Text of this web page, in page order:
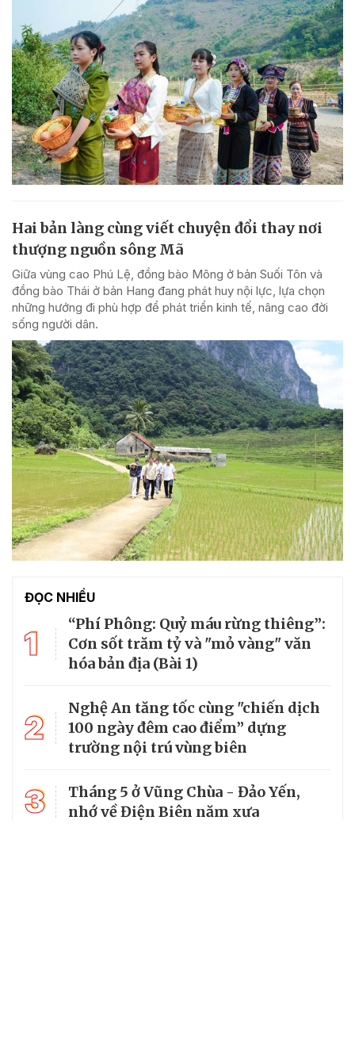
Hai bản làng cùng viết chuyện đổi thay nơi
thượng nguồn sông Mã
Giữa vùng cao Phú Lệ, đồng bào Mông ở bản Suối Tôn và
đồng bào Thái ở bản Hang đang phát huy nội lực, lựa chọn
những hướng đi phù hợp để phát triển kinh tế, nâng cao đời
sống người dân.
ĐỌC NHIỀU
1
“Phí Phông: Quỷ máu rừng thiêng”:
Cơn sốt trăm tỷ và "mỏ vàng" văn
hóa bản địa (Bài 1)
2
Nghệ An tăng tốc cùng "chiến dịch
100 ngày đêm cao điểm” dựng
trường nội trú vùng biên
3
Tháng 5 ở Vũng Chùa - Đảo Yến,
nhớ về Điện Biên năm xưa